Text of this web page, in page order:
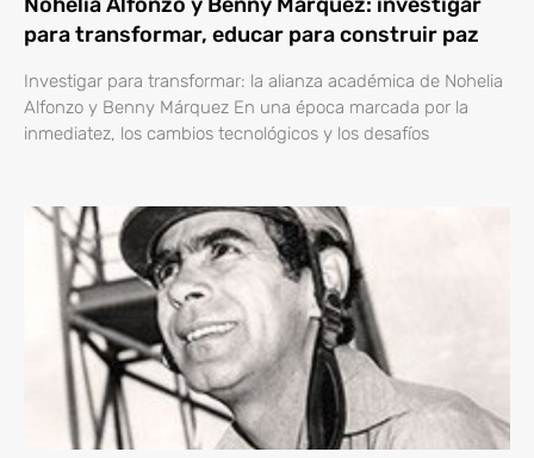
para transformar, educar para construir paz
Investigar para transformar: la alianza académica de Nohelia
Alfonzo y Benny Márquez En una época marcada por la
inmediatez, los cambios tecnológicos y los desafíos